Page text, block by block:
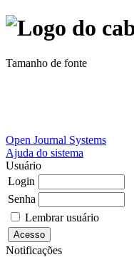
Tamanho de fonte
Open Journal Systems
Ajuda do sistema
Usuário
Login
Senha
Lembrar usuário
Notificações